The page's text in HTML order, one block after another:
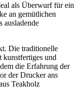
als Überwurf für ein
an gemütlichen
ausladende
Die traditionelle
kunstfertiges und
die Erfahrung der
der Drucker ans
Teakholz